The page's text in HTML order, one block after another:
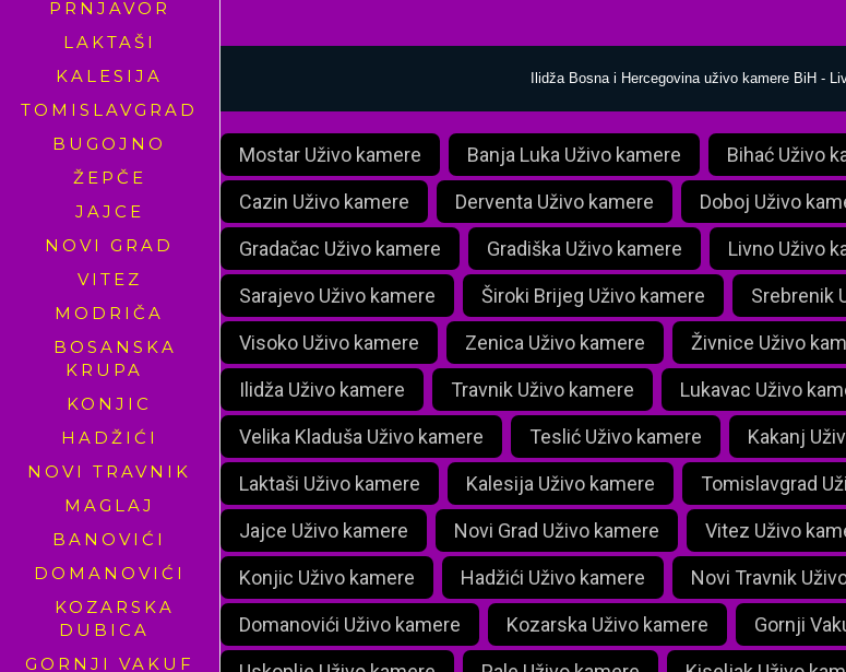
PRNJAVOR
LAKTAŠI
KALESIJA
TOMISLAVGRAD
BUGOJNO
ŽEPČE
JAJCE
NOVI GRAD
VITEZ
MODRIČA
BOSANSKA
KRUPA
KONJIC
HADŽIĆI
NOVI TRAVNIK
MAGLAJ
BANOVIĆI
DOMANOVIĆI
KOZARSKA
DUBICA
GORNJI VAKUF
Ilidža Bosna i Hercegovina uživo kamere BiH -
Mostar Uživo kamere Banja Luka Uživo kamere Bihać Uživo
Cazin Uživo kamere Derventa Uživo kamere Doboj Uživo
Gradačac Uživo kamere Gradiška Uživo kamere Livno Uživo
Sarajevo Uživo kamere Široki Brijeg Uživo kamere Srebrenik
Visoko Uživo kamere Zenica Uživo kamere Živnice Uživo
Ilidža Uživo kamere Travnik Uživo kamere Lukavac Uživo
Velika Kladuša Uživo kamere Teslić Uživo kamere Kakanj
Laktaši Uživo kamere Kalesija Uživo kamere Tomislavgrad
Jajce Uživo kamere Novi Grad Uživo kamere Vitez Uživo
Konjic Uživo kamere Hadžići Uživo kamere Novi Travnik
Domanovići Uživo kamere Kozarska Uživo kamere Gornji